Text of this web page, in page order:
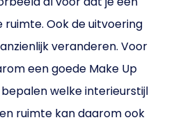
ruimte. Ook de uitvoering
veranderen. Voor
een goede Make Up
welke interieurstijl
ruimte kan daarom ook